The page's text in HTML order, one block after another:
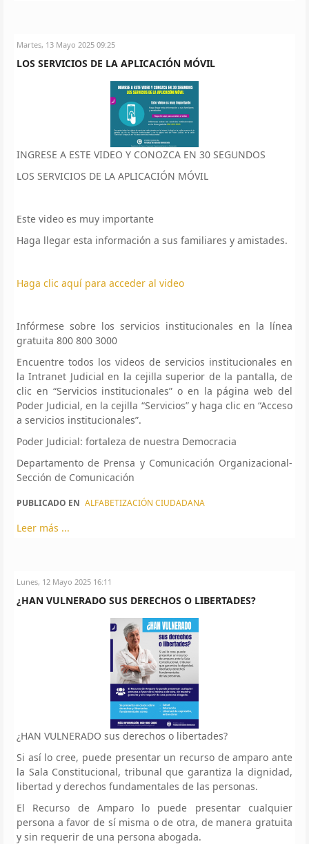
Martes, 13 Mayo 2025 09:25
LOS SERVICIOS DE LA APLICACIÓN MÓVIL
INGRESE A ESTE VIDEO Y CONOZCA EN 30 SEGUNDOS
LOS SERVICIOS DE LA APLICACIÓN MÓVIL
Este video es muy importante
Haga llegar esta información a sus familiares y amistades.
Haga clic aquí para acceder al video
Infórmese sobre los servicios institucionales en la línea
gratuita 800 800 3000
Encuentre todos los videos de servicios institucionales en
la Intranet Judicial en la cejilla superior de la pantalla, de
clic en “Servicios institucionales” o en la página web del
Poder Judicial, en la cejilla “Servicios” y haga clic en “Acceso
a servicios institucionales”.
Poder Judicial: fortaleza de nuestra Democracia
Departamento de Prensa y Comunicación Organizacional-
Sección de Comunicación
PUBLICADO EN ALFABETIZACIÓN CIUDADANA
Leer más ...
Lunes, 12 Mayo 2025 16:11
¿HAN VULNERADO SUS DERECHOS O LIBERTADES?
¿HAN VULNERADO sus derechos o libertades?
Si así lo cree, puede presentar un recurso de amparo ante
la Sala Constitucional, tribunal que garantiza la dignidad,
libertad y derechos fundamentales de las personas.
El Recurso de Amparo lo puede presentar cualquier
persona a favor de sí misma o de otra, de manera gratuita
y sin requerir de una persona abogada.